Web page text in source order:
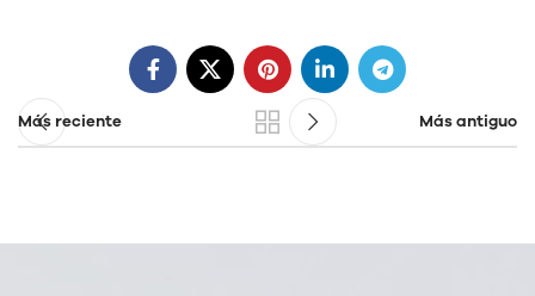
Más reciente Más antiguo